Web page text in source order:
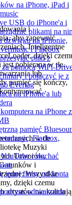
na iPhone, iPad i
USB do iPhone'a i
plikami na
dźwięku na iPhonie,
i Flacbox
pliki z
za pomocą WiFi-
i połączyć je z
Evertag
na iPhone'a lub
na iPhone
pamięć
Flacbox,
i słuchać
innej firmy od konta
odtwarzania
i
aby zapewnić
Inteligentne
dzięki
jest pobierana w tle.
lub
pamięć się kończy,
w tle
Muzyki
Utworów,
i
Wszystkie
dzięki czemu
artystów nie kolidują